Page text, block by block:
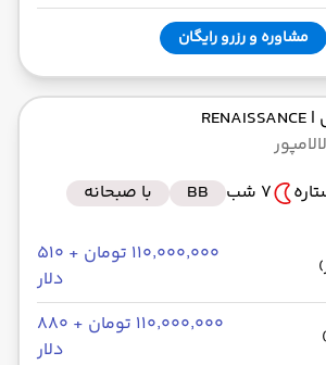
مشاوره و رزرو رایگان
| RENAISSANCE
7 شب BB با صبحانه
۱۱۰٬۰۰۰٬۰۰۰ تومان + ۵۱۰
دلار
۱۱۰٬۰۰۰٬۰۰۰ تومان + ۸۸۰
دلار